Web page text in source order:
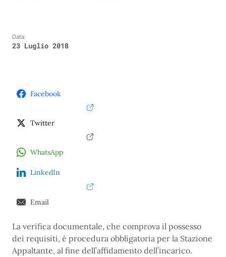
Data:
23 Luglio 2018
Facebook
Twitter
WhatsApp
LinkedIn
Email
La verifica documentale, che comprova il possesso
dei requisiti, è procedura obbligatoria per la Stazione
Appaltante, al fine dell’affidamento dell’incarico.